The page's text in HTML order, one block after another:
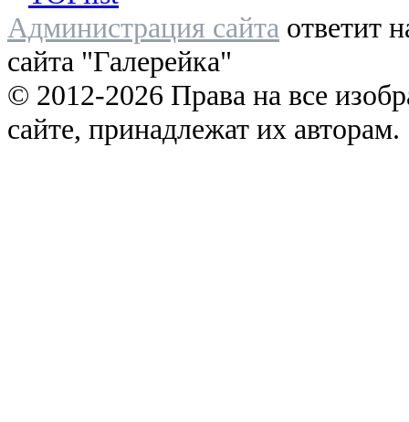
Администрация сайта ответит
сайта "Галерейка"
© 2012-2026 Права на все
сайте, принадлежат их авторам.